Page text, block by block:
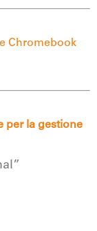
Chromebook
per la gestione